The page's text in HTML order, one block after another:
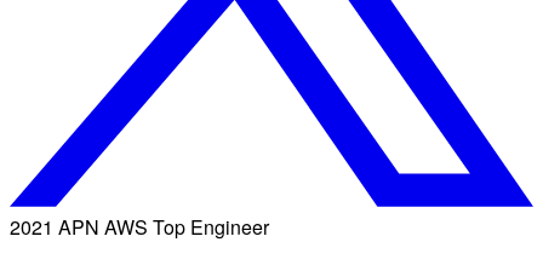
2021 APN AWS Top Engineer